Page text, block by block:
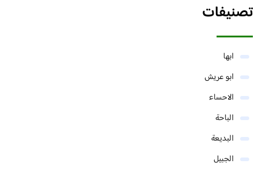
تصنيفات
ابها
ابو عريش
الاحساء
الباحة
البديعة
الجبيل